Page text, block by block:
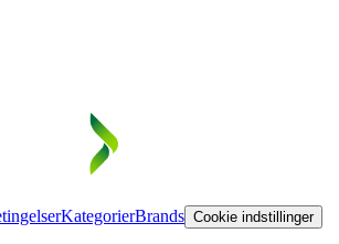
KategorierBrands Cookie indstillinger